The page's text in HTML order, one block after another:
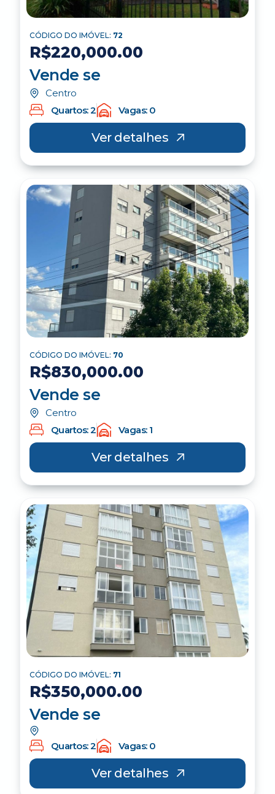
CÓDIGO DO IMÓVEL: 72
R$220,000.00
Vende se
Centro
Quartos: 2
Vagas: 0
Ver detalhes
CÓDIGO DO IMÓVEL: 70
R$830,000.00
Vende se
Centro
Quartos: 2
Vagas: 1
Ver detalhes
CÓDIGO DO IMÓVEL: 71
R$350,000.00
Vende se
Quartos: 2 Vagas: 0
Ver detalhes